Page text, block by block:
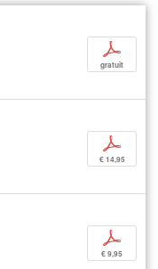
p
gratuit
p
€ 14,95
p
€ 9,95